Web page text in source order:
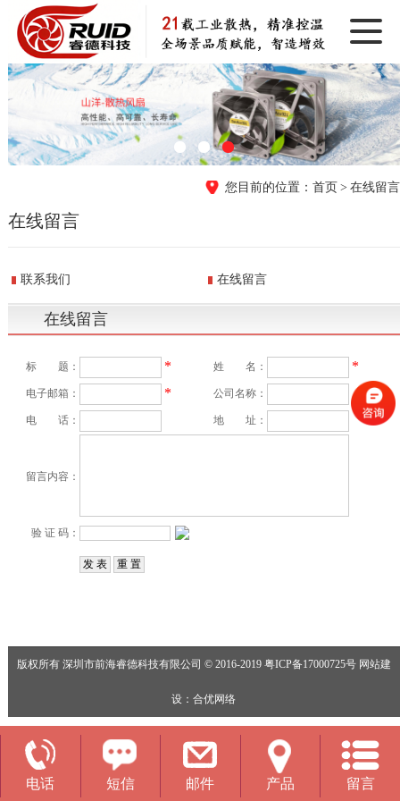
首页 在线留言
在线留言
联系我们 在线留言
在线留言
标 题： * 姓 名： *
电子邮箱： * 公司名称：
电 话： 地 址：
留言内容：
验 证 码：
版权所有 深圳市前海睿德科技有限公司 © 2016-2019 粤ICP备17000725号 网站建
设 ：合优网络
电话 短信 邮件 产品 留言